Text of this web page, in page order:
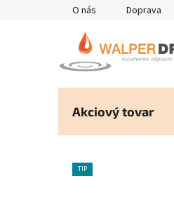
O nás Doprava
Akciový tovar
TIP